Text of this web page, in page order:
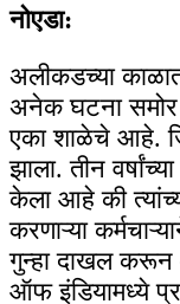
नोएडा:
अलीकडच्या
अनेक घटना
एका शाळेचे आहे.
झाला. तीन
केला आहे की
करणाऱ्या
गुन्हा दाखल
ऑफ इंडियामध्ये